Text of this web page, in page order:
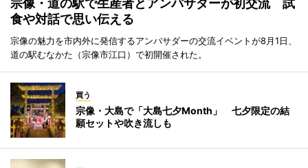
宗像・道の駅で生産者とアンバサダーが初交流 試
食や対話で思い伝える
宗像の魅力を市内外に発信するアンバサダーの交流イベントが8月1日、
道の駅むなかた（宗像市江口）で初開催された。
買う
宗像・大島で「大島七夕Month」 七夕限定の結
願セットや吹き流しも